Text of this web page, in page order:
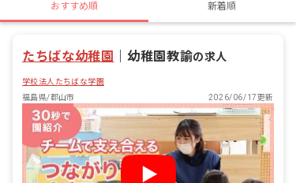
おすすめ順 新着順
たちばな幼稚園 ｜幼稚園教諭の求人
学校法人たちばな学園
福島県/郡山市
2026/06/17更新